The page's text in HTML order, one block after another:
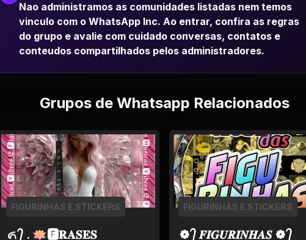
Nao administramos as comunidades listadas nem temos
vinculo com o WhatsApp Inc. Ao entrar, confira as regras
do grupo e avalie com cuidado conversas, contatos e
conteudos compartilhados pelos administradores.
Grupos de Whatsapp Relacionados
ᬏ ᭄ . 🪷🅵𝐑𝐀𝐒𝐄𝐒
FIGURINHAS E STICKERS
❁ ᭄ 𝑭𝑰𝑮𝑼𝑹𝑰𝑵𝑯𝑨𝑺 ❁ ᭄
FIGURINHAS E STICKERS